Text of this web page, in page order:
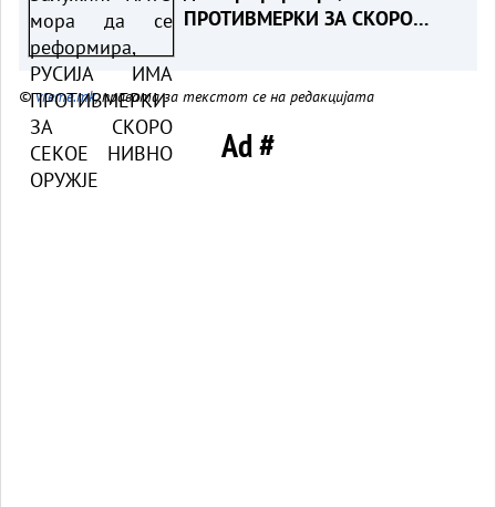
ПРОТИВМЕРКИ ЗА СКОРО
©vreme.mk, правата за текстот се на редакцијата
Ad #